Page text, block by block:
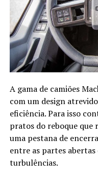
A gama de camiões
com um design
eficiência. Para isso
pratos do reboque que
uma pestana de
entre as partes
turbulências.